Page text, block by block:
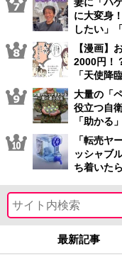
妻に「ハ
に大変身
したい」
【漫画】
2000円！
「天使降臨
大量の「
役立つ自
「助かる」
「転売ヤ
ッシャブ
ち着いた
最新記事